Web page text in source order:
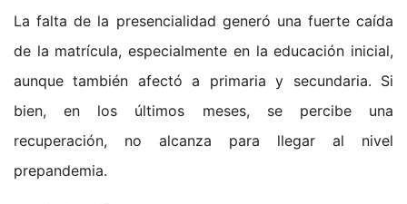
La falta de la presencialidad generó una fuerte caída
de la matrícula, especialmente en la educación inicial,
aunque también afectó a primaria y secundaria. Si
bien, en los últimos meses, se percibe una
recuperación, no alcanza para llegar al nivel
prepandemia.